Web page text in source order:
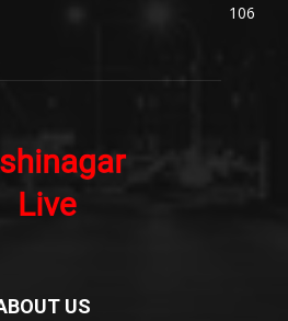
106
US